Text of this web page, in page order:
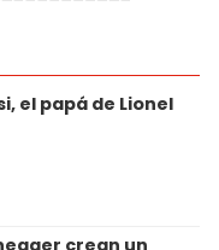
el papá de Lionel